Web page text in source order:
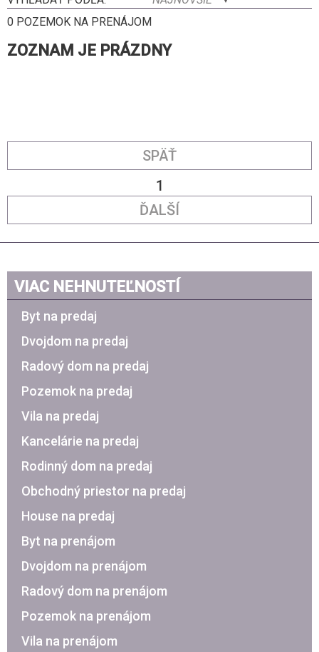
0 POZEMOK NA PRENÁJOM
ZOZNAM JE PRÁZDNY
SPÄŤ
1
ĎALŠÍ
VIAC NEHNUTEĽNOSTÍ
Byt na predaj
Dvojdom na predaj
Radový dom na predaj
Pozemok na predaj
Vila na predaj
Kancelárie na predaj
Rodinný dom na predaj
Obchodný priestor na predaj
House na predaj
Byt na prenájom
Dvojdom na prenájom
Radový dom na prenájom
Pozemok na prenájom
Vila na prenájom